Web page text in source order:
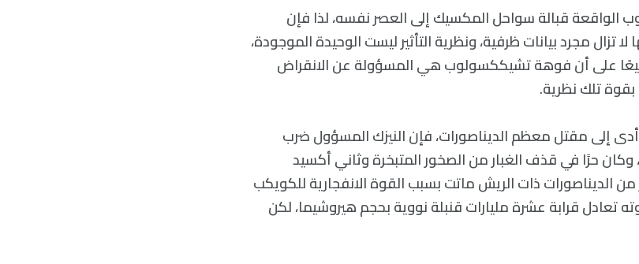
قبالة سواحل المكسيك إلى العصر نفسه، لذا فإن
لا تزال مجرد بيانات ظرفية، ونظرية التأثير ليست الوحيدة الموجودة،
على أن فوهة تشيككسولوب هي المسؤولة عن الانقراض
تلك نظرية.
أدى إلى مقتل معظم الديناصورات، فإن النيزك المسؤول ضرب
وكان حرًا في قذف الغبار من الصخور المتبخرة وثاني أكسيد
من الديناصورات ذات الريش ماتت بسبب القوة الانفجارية للكويكب
تعادل قرابة عشرة مليارات قنبلة نووية بحجم هيروشيما، لكن